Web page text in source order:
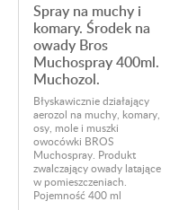
Spray na muchy i
komary. Środek na
owady Bros
Muchospray 400ml.
Muchozol.
Błyskawicznie działający
aerozol na muchy, komary,
osy, mole i muszki
owocówki BROS
Muchospray. Produkt
zwalczający owady latające
w pomieszczeniach.
Pojemność 400 ml